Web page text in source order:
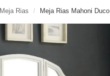
Meja Rias / Meja Rias Mahoni Duco